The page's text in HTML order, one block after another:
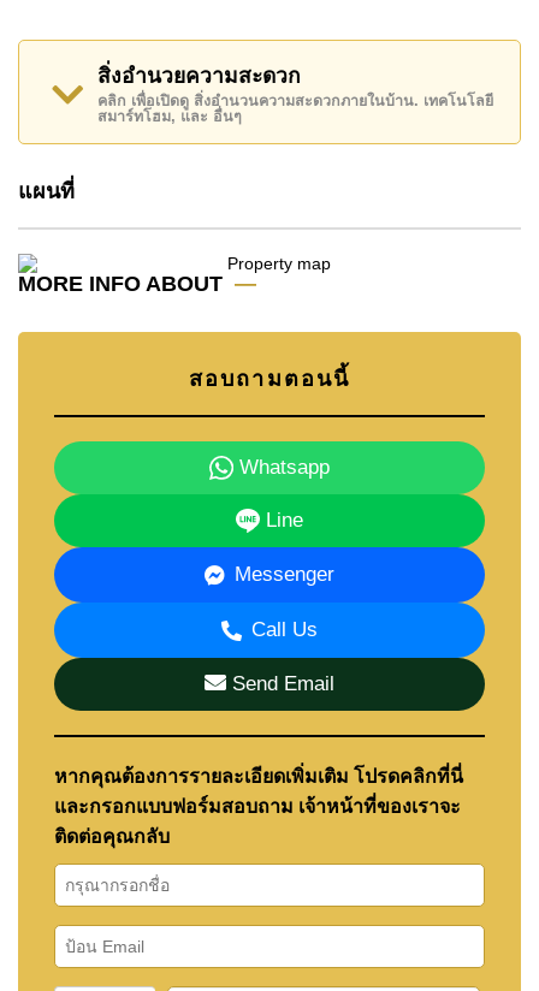
โฆษณาเป็นราคาสำหรับสัญญาเช่า 1 ปี และต้องวางเงิน
มัดจำ 2 เดือนก่อนเข้าอยู่อาศัย
โฉนดที่ดินของอสังหาริมทรัพย์นี้อยู่ภายใต้กรรมสิทธิ์ ชื่อ
ไทยโดยมี ค่าโอนคนละครึ่ง
ค้นพบโอกาสในการทำให้ที่อยู่อาศัยนี้เป็นบ้านในฝันของ
ติดต่อ Cornerstone Real Estate โทร +6638411250
หรือ อีเมล info@cornerstone.co.th
WhatsApp ของสำนักงาน:+66807945904และ LINE:
สิ่งอำนวยความสะดวก
คลิก เพื่อเปิดดู สิ่งอำนวนความสะดวกภายในบ้าน. เทคโนโลยี
สมาร์ทโฮม, และ อื่นๆ
แผนที่
MORE INFO ABOUT
สอบถามตอนนี้
Whatsapp
Line
Messenger
Call Us
Send Email
หากคุณต้องการรายละเอียดเพิ่มเติม โปรดคลิกที่นี่
และกรอกแบบฟอร์มสอบถาม เจ้าหน้าที่ของเราจะ
ติดต่อคุณกลับ